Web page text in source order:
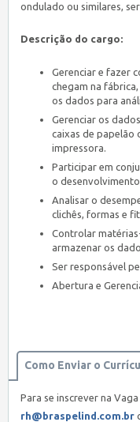
ondulado ou similares,
Descrição do cargo:
Gerenciar e fazer
chegam na
os dados para
Gerenciar os
caixas de papelão
impressora.
Participar em
o
Analisar o
clichês, formas e
Controlar
armazenar os
Ser responsável
Abertura e
Como Enviar o
Para se inscrever na
rh@braspelind.com.br